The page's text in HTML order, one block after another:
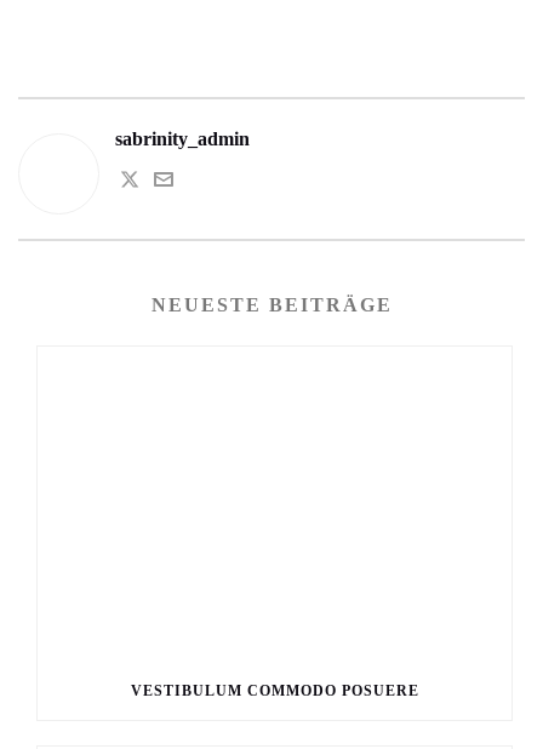
sabrinity_admin
NEUESTE BEITRÄGE
VESTIBULUM COMMODO POSUERE